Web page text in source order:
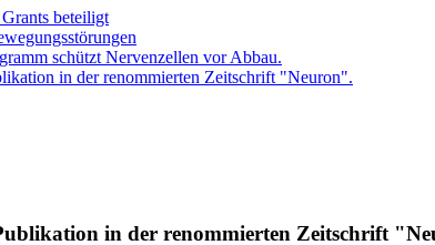
beteiligt
schützt Nervenzellen vor Abbau.
in der renommierten Zeitschrift "Neuron".
in der renommierten Zeitschrift